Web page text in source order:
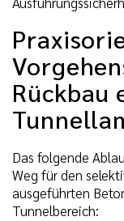
Rückbau
Das folgende
Weg für den
ausgeführten
Tunnelbereich: